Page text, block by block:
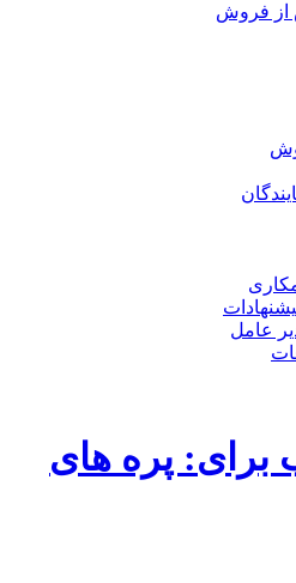
از فروش
عامل
برای: پره های